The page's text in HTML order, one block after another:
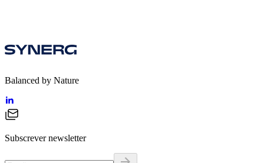
Balanced by Nature
Subscrever newsletter